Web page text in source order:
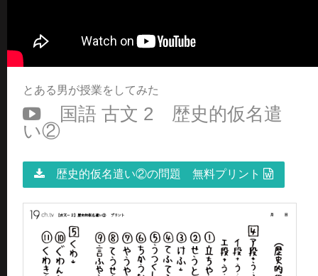
とある男が授業をしてみた
国語 古文 2 歴史的仮名遣
い②
歴史的仮名遣い②の問題 無料プリント